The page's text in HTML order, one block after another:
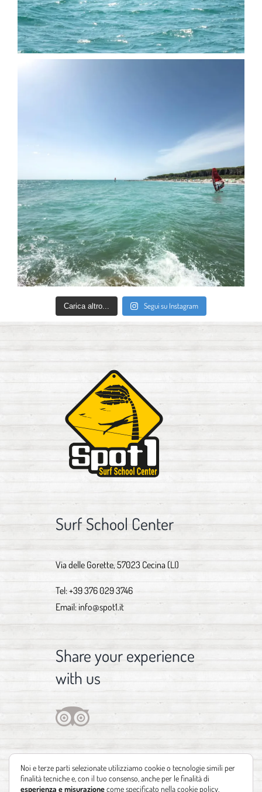
Carica altro... Segui su Instagram
Surf School Center
Via delle Gorette, 57023 Cecina (LI)
Tel:+39 376 029 3746
Email: info@spot1.it
Share your experience
with us
Noi e terze parti selezionate utilizziamo cookie o tecnologie simili per
finalità tecniche e, con il tuo consenso, anche per le finalità di
esperienza e misurazionecome specificato nellacookie policy